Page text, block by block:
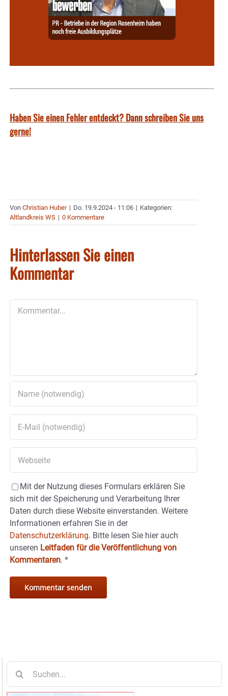
Haben Sie einen Fehler entdeckt? Dann schreiben Sie uns
gerne!
Von Christian Huber | Do. 19.9.2024 - 11:06 | Kategorien:
Altlandkreis WS | 0 Kommentare
Hinterlassen Sie einen
Kommentar
Mit der Nutzung dieses Formulars erklären Sie
sich mit der Speicherung und Verarbeitung Ihrer
Daten durch diese Website einverstanden. Weitere
Informationen erfahren Sie in der
Datenschutzerklärung. Bitte lesen Sie hier auch
unseren Leitfaden für die Veröffentlichung von
Kommentaren. *
nach: